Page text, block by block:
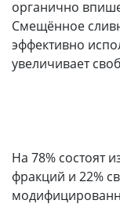
органично
Смещённое
эффективно
увеличивает
На 78% состоят
фракций и 22%